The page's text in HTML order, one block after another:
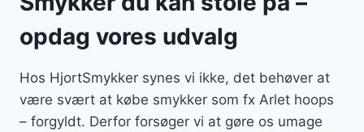
opdag vores udvalg
Hos HjortSmykker synes vi ikke, det behøver at
være svært at købe smykker som fx Arlet hoops
– forgyldt. Derfor forsøger vi at gøre os umage